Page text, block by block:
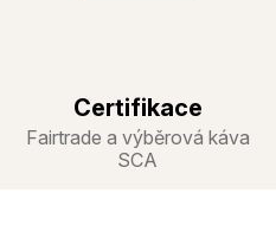
Certifikace
Fairtrade a výběrová káva
SCA